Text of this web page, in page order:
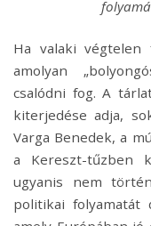
Ha valaki végtelen
amolyan
csalódni fog. A
kiterjedése adja,
Varga Benedek, a
a Kereszt-tűzben
ugyanis nem
politikai folyamatát